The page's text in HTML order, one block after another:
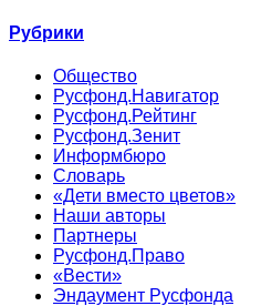
Рубрики
Общество
Русфонд.Навигатор
Русфонд.Рейтинг
Русфонд.Зенит
Информбюро
Словарь
«Дети вместо цветов»
Наши авторы
Партнеры
Русфонд.Право
«Вести»
Эндаумент Русфонда